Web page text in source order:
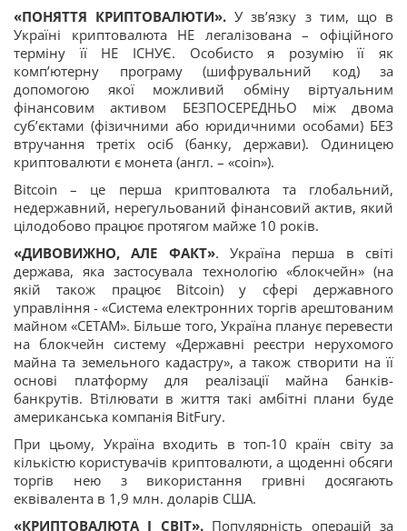
«ПОНЯТТЯ КРИПТОВАЛЮТИ». У зв’язку з тим, що в
Україні криптовалюта НЕ легалізована – офіційного
терміну її НЕ ІСНУЄ. Особисто я розумію її як
комп’ютерну програму (шифрувальний код) за
допомогою якої можливий обміну віртуальним
фінансовим активом БЕЗПОСЕРЕДНЬО між двома
суб’єктами (фізичними або юридичними особами) БЕЗ
втручання третіх осіб (банку, держави). Одиницею
криптовалюти є монета (англ. – «coin»).
Bitcoin – це перша криптовалюта та глобальний,
недержавний, нерегульований фінансовий актив, який
цілодобово працює протягом майже 10 років.
«ДИВОВИЖНО, АЛЕ ФАКТ». Україна перша в світі
держава, яка застосувала технологію «блокчейн» (на
якій також працює Bitcoin) у сфері державного
управління - «Система електронних торгів арештованим
майном «СЕТАМ». Більше того, Україна планує перевести
на блокчейн систему «Державні реєстри нерухомого
майна та земельного кадастру», а також створити на її
основі платформу для реалізації майна банків-
банкрутів. Втілювати в життя такі амбітні плани буде
американська компанія BitFury.
При цьому, Україна входить в топ-10 країн світу за
кількістю користувачів криптовалюти, а щоденні обсяги
торгів нею з використання гривні досягають
еквівалента в 1,9 млн. доларів США.
«КРИПТОВАЛЮТА І СВІТ».Популярність операцій за